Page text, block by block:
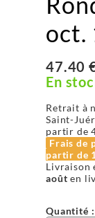
oct.
47.40
En
Retrait à
Saint-
partir de
Frais de
partir de
Livraison
août en
Quantité :